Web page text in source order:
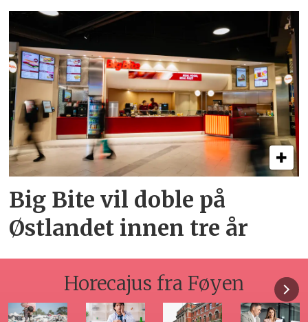
Big Bite vil doble på
Østlandet innen tre år
Horecajus fra Føyen